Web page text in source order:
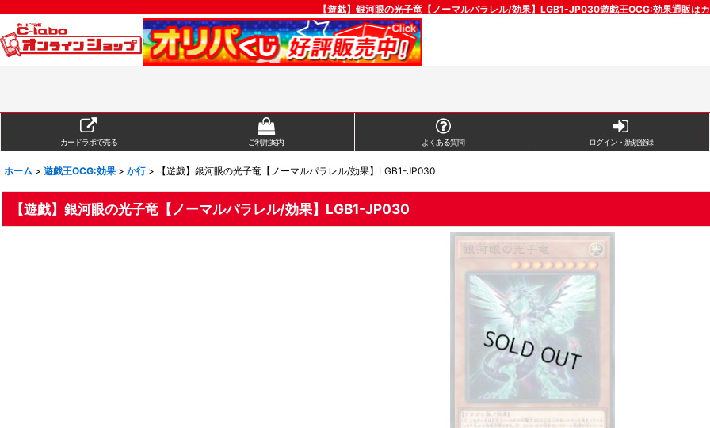
【遊戯】銀河眼の光子竜【ノーマルパラレル/効果】LGB1-JP030遊戯王OCG:効果通販は
カードラボで売る ご利用案内 よくある質問 ログイン・新規登録
ホーム > 遊戯王OCG:効果 > か行 > 【遊戯】銀河眼の光子竜【ノーマルパラレル/効果】LGB1-JP030
【遊戯】銀河眼の光子竜【ノーマルパラレル/効果】LGB1-JP030